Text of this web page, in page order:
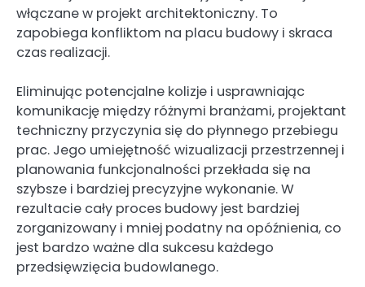
włączane w projekt architektoniczny. To
zapobiega konfliktom na placu budowy i skraca
czas realizacji.
Eliminując potencjalne kolizje i usprawniając
komunikację między różnymi branżami, projektant
techniczny przyczynia się do płynnego przebiegu
prac. Jego umiejętność wizualizacji przestrzennej i
planowania funkcjonalności przekłada się na
szybsze i bardziej precyzyjne wykonanie. W
rezultacie cały proces budowy jest bardziej
zorganizowany i mniej podatny na opóźnienia, co
jest bardzo ważne dla sukcesu każdego
przedsięwzięcia budowlanego.